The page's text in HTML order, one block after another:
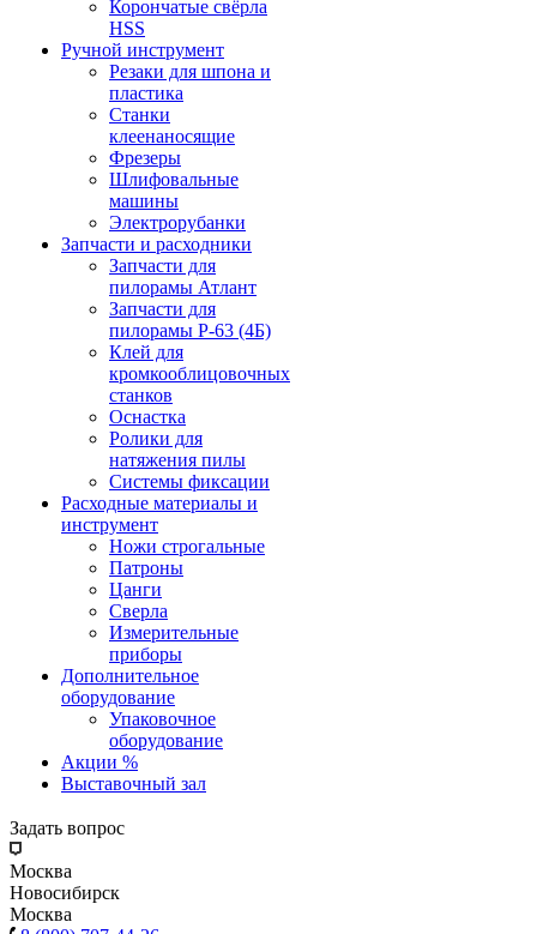
Корончатые свёрла
HSS
Ручной инструмент
Резаки для шпона и
пластика
Станки
клеенаносящие
Фрезеры
Шлифовальные
машины
Электрорубанки
Запчасти и расходники
Запчасти для
пилорамы Атлант
Запчасти для
пилорамы Р-63 (4Б)
Клей для
кромкооблицовочных
станков
Оснастка
Ролики для
натяжения пилы
Системы фиксации
Расходные материалы и
инструмент
Ножи строгальные
Патроны
Цанги
Сверла
Измерительные
приборы
Дополнительное
оборудование
Упаковочное
оборудование
Акции %
Выставочный зал
Задать вопрос
Москва
Новосибирск
Москва